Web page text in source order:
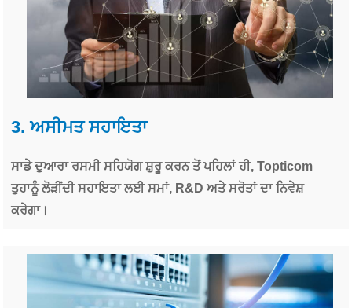
3. ਅਸੀਮਤ ਸਹਾਇਤਾ
ਸਾਡੇ ਦੁਆਰਾ ਰਸਮੀ ਸਹਿਯੋਗ ਸ਼ੁਰੂ ਕਰਨ ਤੋਂ ਪਹਿਲਾਂ ਹੀ, Topticom
ਤੁਹਾਨੂੰ ਲੋੜੀਂਦੀ ਸਹਾਇਤਾ ਲਈ ਸਮਾਂ, R&D ਅਤੇ ਸਰੋਤਾਂ ਦਾ ਨਿਵੇਸ਼
ਕਰੇਗਾ।